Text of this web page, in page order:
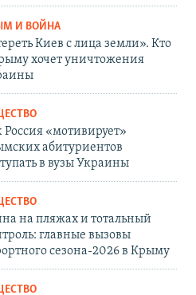
И ВОЙНА
Киев с лица земли». Кто
хочет уничтожения
Россия «мотивирует»
абитуриентов
в вузы Украины
на пляжах и тотальный
главные вызовы
сезона-2026 в Крыму